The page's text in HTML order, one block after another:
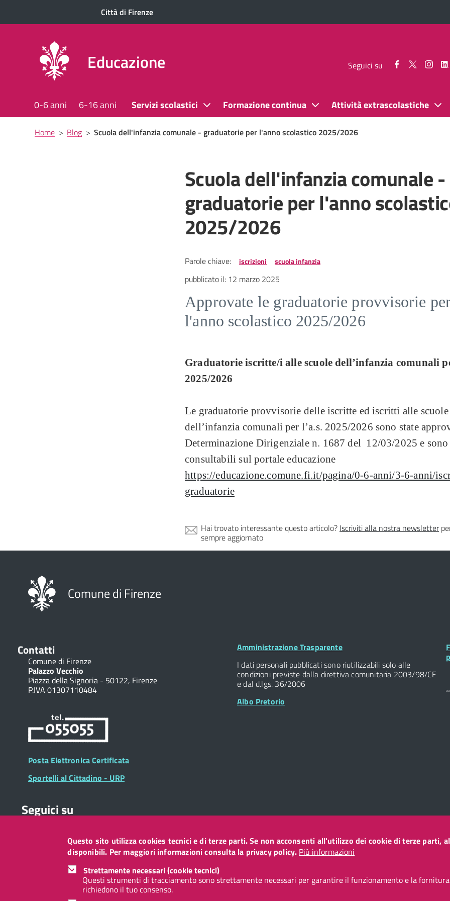
Città di Firenze
Educazione Seguici su
Seguici Seguici
0-6 anni 6-16 anni Servizi scolastici Formazione continua Attività extrascolastiche
Briciole
di
Home> Blog> Scuola dell'infanzia comunale - graduatorie per l'anno scolastico 2025/2026
Scuola dell'infanzia comunale -
graduatorie per l'anno
2025/2026
Parole chiave: iscrizioni scuola infanzia
pubblicato il: 12 marzo 2025
Approvate le graduatorie provvisorie
l'anno scolastico 2025/2026
Graduatorie iscritte/i alle scuole dell’infanzia comunali
2025/2026
Le graduatorie provvisorie delle iscritte ed iscritti alle scuole
dell’infanzia comunali per l’a.s. 2025/2026 sono state
Determinazione Dirigenziale n. 1687 del 12/03/2025 e sono
consultabili sul portale educazione
https://educazione.comune.fi.it/pagina/0-6-anni/3-6-anni/
graduatorie
Hai trovato interessante questo articolo? Iscriviti alla nostra newsletter
sempre aggiornato
Comune di Firenze
Contatti
Comune di Firenze
Palazzo Vecchio
Piazza della Signoria - 50122, Firenze
P.IVA 01307110484
Posta Elettronica Certificata
Sportelli al Cittadino - URP
Footer
Amministrazione Trasparente
I dati personali pubblicati sono riutilizzabili solo alle
condizioni previste dalla direttiva comunitaria 2003/98/CE
e dal d.lgs. 36/2006
Albo Pretorio
Seguici su
Collegamento
Facebook
Collegamento
a
Twitter
Collegamento
a
Instagram
Collegamento
a
LinkedIn
Collegamento
a
You
Tube
Collegamento
a
Telegram
Collegamento
a
Whatsapp
Questo sito utilizza cookies tecnici e di terze parti. Se non acconsenti all'utilizzo dei cookie di terze parti,
disponibili. Per maggiori informazioni consulta la privacy policy. Più informazioni
Strettamente necessari (cookie tecnici)
Questi strumenti di tracciamento sono strettamente necessari per garantire il funzionamento e la
richiedono il tuo consenso.